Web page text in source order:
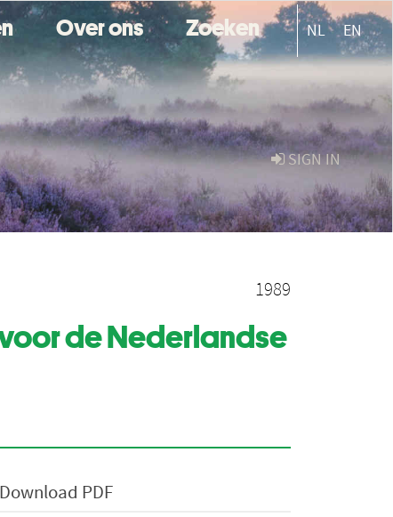
Over ons Zoeken NL EN
SIGN IN
1989
de Nederlandse
Download PDF